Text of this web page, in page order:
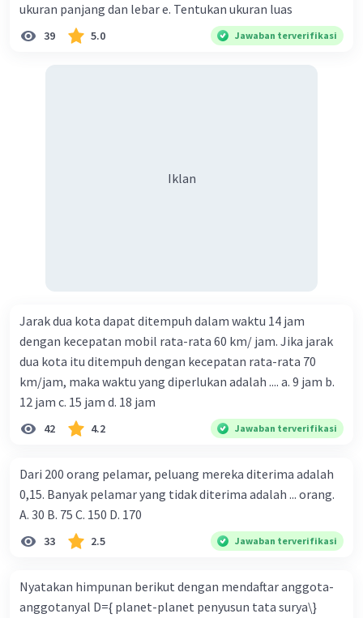
ukuran panjang dan lebar e. Tentukan ukuran luas
39 5.0 Jawaban terverifikasi
Iklan
Jarak dua kota dapat ditempuh dalam waktu 14 jam
dengan kecepatan mobil rata-rata 60 km/ jam. Jika jarak
dua kota itu ditempuh dengan kecepatan rata-rata 70
km/jam, maka waktu yang diperlukan adalah .... a. 9 jam b.
12 jam c. 15 jam d. 18 jam
42 4.2 Jawaban terverifikasi
Dari 200 orang pelamar, peluang mereka diterima adalah
0,15. Banyak pelamar yang tidak diterima adalah ... orang.
A. 30 B. 75 C. 150 D. 170
33 2.5 Jawaban terverifikasi
Nyatakan himpunan berikut dengan mendaftar anggota-
anggotanyal D={ planet-planet penyusun tata surya\}